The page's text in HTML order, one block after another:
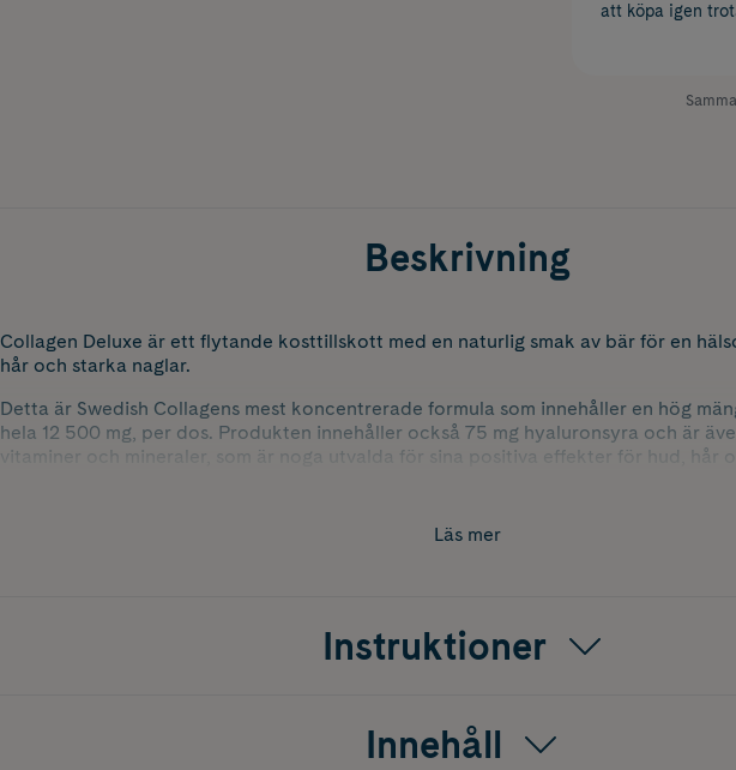
att köpa igen
Beskrivning
Collagen Deluxe är ett flytande kosttillskott med en naturlig smak av bär för en
hår och starka naglar.
Detta är Swedish Collagens mest koncentrerade formula som innehåller en hög
hela 12 500 mg, per dos. Produkten innehåller också 75 mg hyaluronsyra och är
vitaminer och mineraler, som är noga utvalda för sina positiva effekter för hud, hår
Vid 25 års ålder börjar kroppens naturliga produktion av kollagen att minska,
Läs mer
Instruktioner
Innehåll